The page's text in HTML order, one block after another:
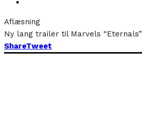
Aflæsning
Ny lang trailer til Marvels “Eternals”
ShareTweet